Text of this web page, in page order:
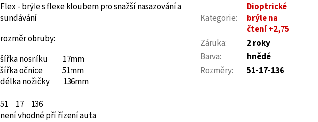
Flex - brýle s flexe kloubem pro snažší nasazování a
sundávání
rozměr obruby:
šířka nosníku 17mm
šířka očnice 51mm
délka nožičky 136mm
51
17 136
není vhodné pří řízení auta
Kategorie:
Dioptrické
brýle na
čtení +2,75
Záruka:
2 roky
Barva:
hnědé
Rozměry: 51-17-136